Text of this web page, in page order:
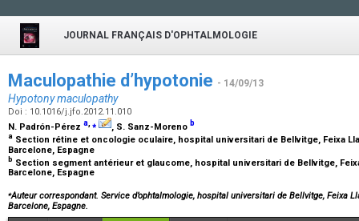
JOURNAL FRANÇAIS D'OPHTALMOLOGIE
Maculopathie d’hypotonie - 14/09/13
Hypotony maculopathy
Doi : 10.1016/j.jfo.2012.11.010
N. Padrón-Pérez a,⁎ , S. Sanz-Moreno b
a Section rétine et oncologie oculaire, hospital universitari de Bellvitge, Feixa
Barcelone, Espagne
b Section segment antérieur et glaucome, hospital universitari de Bellvitge,
Barcelone, Espagne
⁎Auteur correspondant. Service d’ophtalmologie, hospital universitari de Bellvitge, Feixa
Barcelone, Espagne.